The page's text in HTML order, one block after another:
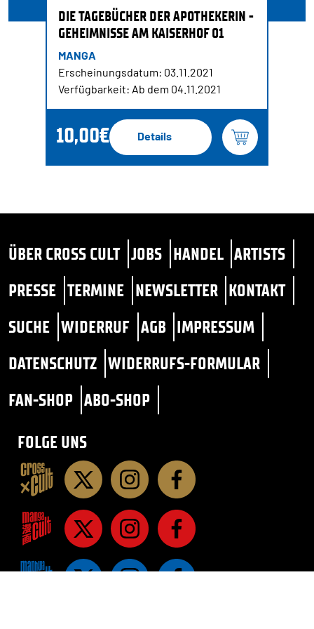
DIE TAGEBÜCHER DER APOTHEKERIN -
GEHEIMNISSE AM KAISERHOF 01
MANGA
Erscheinungsdatum: 03.11.2021
Verfügbarkeit: Ab dem 04.11.2021
10,00€ Details
ÜBER CROSS CULT JOBS HANDEL ARTISTS
PRESSE TERMINE NEWSLETTER KONTAKT
SUCHE WIDERRUF AGB IMPRESSUM
DATENSCHUTZ WIDERRUFS-FORMULAR
FAN-SHOP ABO-SHOP
FOLGE UNS